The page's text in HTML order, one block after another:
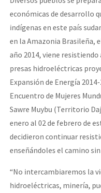
Fotorreportaje
Video
Otras secciones
Semillero Guerra contra la
la naturaleza bajo asedio)
Libros para descargar
Medios Libres
COVID-19
Contacto
[25 abr – CDMX] Tokín por el
económicas de desarrollo
indígenas en este país
en la Amazonia Brasileña,
año 2014, viene
presas hidroeléctricas
Expansión de Energía
Encuentro de Mujeres
Sawre Muybu (Territorio
enero al 02 de febrero de
decidieron continuar
enseñándoles el camino
“No intercambiaremos la
hidroeléctricas, minería,